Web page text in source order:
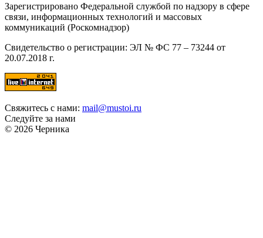
Зарегистрировано Федеральной службой по надзору в сфере
связи, информационных технологий и массовых
коммуникаций (Роскомнадзор)
Свидетельство о регистрации: ЭЛ № ФС 77 – 73244 от
20.07.2018 г.
Свяжитесь с нами: mail@mustoi.ru
Следуйте за нами
© 2026 Черника